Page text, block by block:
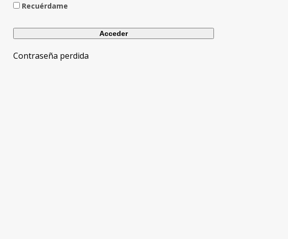
Recuérdame
Contraseña perdida